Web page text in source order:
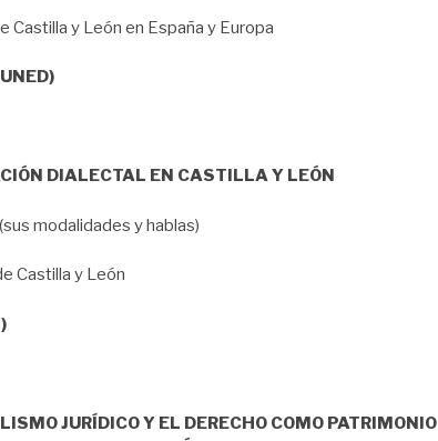
y León en España y Europa
DIALECTAL EN CASTILLA Y LEÓN
modalidades y hablas)
Castilla y León
JURÍDICO Y EL DERECHO COMO PATRIMONIO